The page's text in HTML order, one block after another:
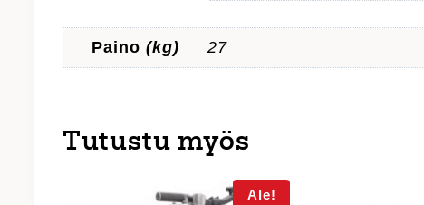
Paino (kg) 27
Tutustu myös
Ale!